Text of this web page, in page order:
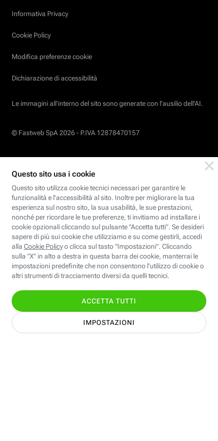
Informativa Privacy
Cookie Policy
Modifica preferenze cookie
Dichiarazione di accessibilità
Le immagini all’interno del sito sono generate con l'ausilio dell'AI.
© Fastweb SpA 2026 - P.IVA 12878470157